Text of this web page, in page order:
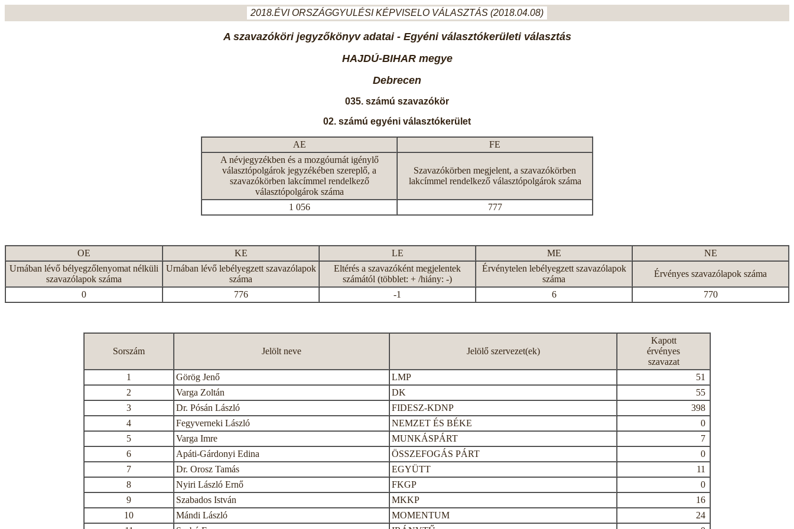
2018.ÉVI ORSZÁGGYULÉSI KÉPVISELO VÁLASZTÁS (2018.04.08)
A szavazóköri jegyzőkönyv adatai - Egyéni választókerületi választás
HAJDÚ-BIHAR megye
Debrecen
035. számú szavazókör
02. számú egyéni választókerület
AE
FE
A névjegyzékben és a mozgóurnát igénylő
választópolgárok jegyzékében szereplő, a
szavazókörben lakcímmel rendelkező
választópolgárok száma
Szavazókörben megjelent, a szavazókörben
lakcímmel rendelkező választópolgárok száma
1 056 777
OE KE LE ME
NE
Urnában lévő bélyegzőlenyomat nélküli
szavazólapok száma
Urnában lévő lebélyegzett szavazólapok
száma
Eltérés a szavazóként megjelentek
számától (többlet: + /hiány: -)
Érvénytelen lebélyegzett szavazólapok
száma
Érvényes szavazólapok száma
0 776 -1 6 770
Sorszám Jelölt neve Jelölő szervezet(ek)
Kapott
érvényes
szavazat
1
Görög Jenő LMP
51
2
Varga Zoltán DK
55
3
Dr. Pósán László FIDESZ-KDNP
398
4
Fegyverneki László NEMZET ÉS BÉKE
0
5
Varga Imre MUNKÁSPÁRT
7
6
Apáti-Gárdonyi Edina ÖSSZEFOGÁS PÁRT
0
7
Dr. Orosz Tamás EGYÜTT
11
8
Nyiri László Ernő FKGP
0
9
Szabados István MKKP
16
10
Mándi László MOMENTUM
24